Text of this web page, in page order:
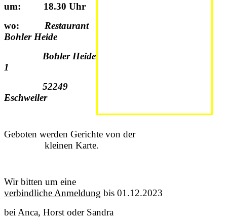
um: 18.30 Uhr
wo: Restaurant
Bohler Heide
Bohler Heide
1
52249
Eschweiler
Geboten werden Gerichte von der
kleinen Karte.
Wir bitten um eine
verbindliche Anmeldung bis 01.12.2023
bei Anca, Horst oder Sandra